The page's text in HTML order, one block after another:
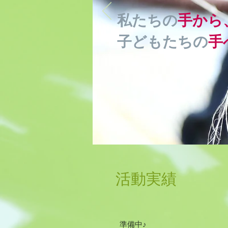
私たちの手から
子どもたちの手
活動実績
準備中♪